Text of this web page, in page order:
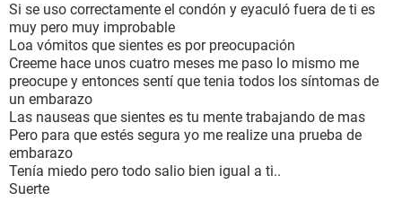
Si se uso correctamente el condón y eyaculó fuera de ti es
muy pero muy improbable
Loa vómitos que sientes es por preocupación
Creeme hace unos cuatro meses me paso lo mismo me
preocupe y entonces sentí que tenia todos los síntomas de
un embarazo
Las nauseas que sientes es tu mente trabajando de mas
Pero para que estés segura yo me realize una prueba de
embarazo
Tenía miedo pero todo salio bien igual a ti..
Suerte